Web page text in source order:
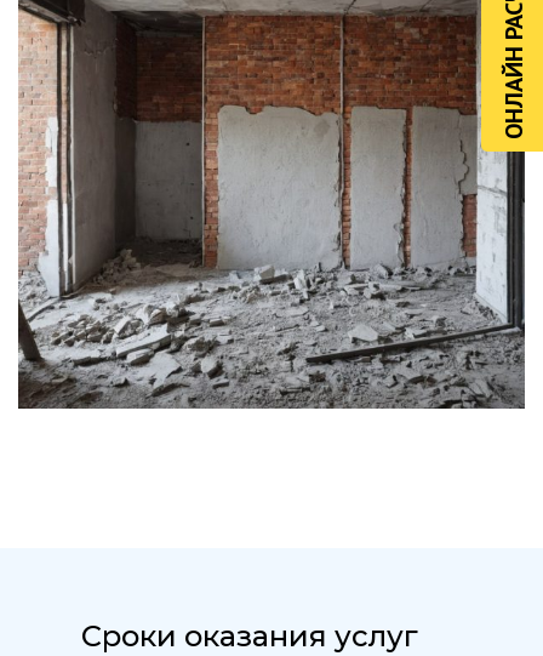
ОНЛАЙН РАСЧЁТ
Сроки оказания услуг